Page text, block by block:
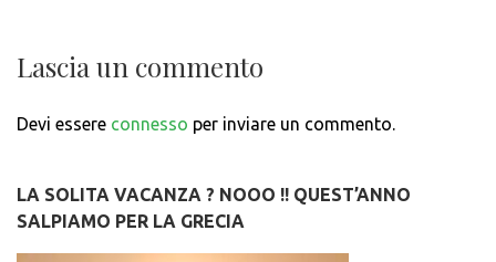
Lascia un commento
Devi essere connesso per inviare un commento.
LA SOLITA VACANZA ? NOOO !! QUEST’ANNO
SALPIAMO PER LA GRECIA